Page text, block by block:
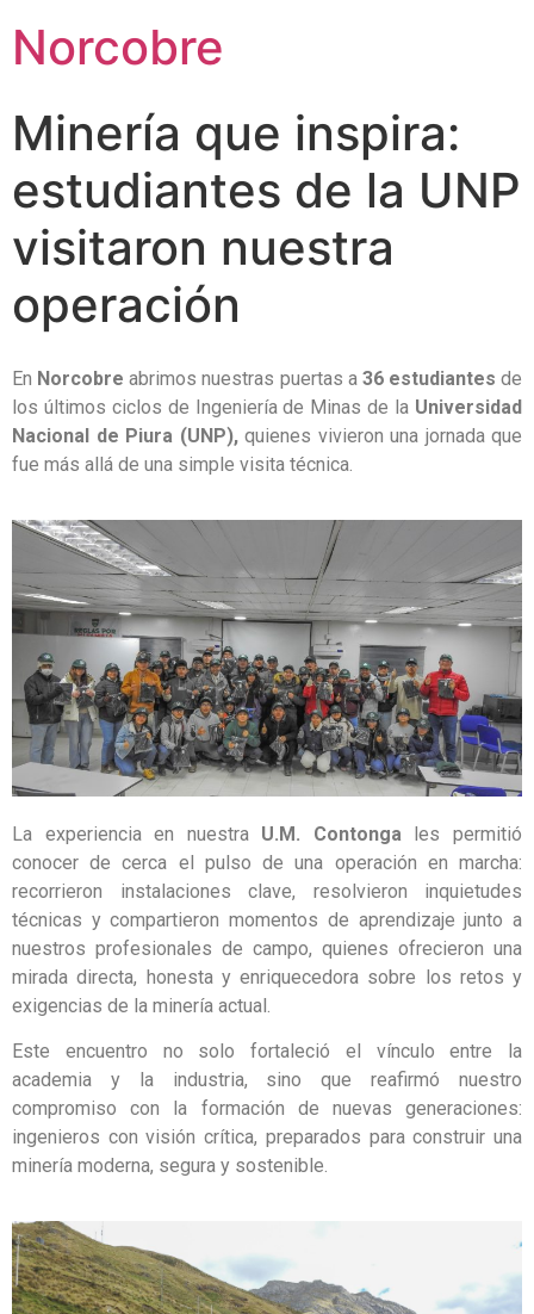
Norcobre
Minería que inspira:
estudiantes de la UNP
visitaron nuestra
operación
En Norcobre abrimos nuestras puertas a 36 estudiantes de
los últimos ciclos de Ingeniería de Minas de la Universidad
Nacional de Piura (UNP),quienes vivieron una jornada que
fue más allá de una simple visita técnica.
La experiencia en nuestra U.M. Contonga les permitió
conocer de cerca el pulso de una operación en marcha:
recorrieron instalaciones clave, resolvieron inquietudes
técnicas y compartieron momentos de aprendizaje junto a
nuestros profesionales de campo, quienes ofrecieron una
mirada directa, honesta y enriquecedora sobre los retos y
exigencias de la minería actual.
Este encuentro no solo fortaleció el vínculo entre la
academia y la industria, sino que reafirmó nuestro
compromiso con la formación de nuevas generaciones:
ingenieros con visión crítica, preparados para construir una
minería moderna, segura y sostenible.